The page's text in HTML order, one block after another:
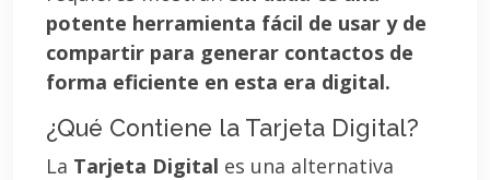
potente herramienta fácil de usar y de
compartir para generar contactos de
forma eficiente en esta era digital.
¿Qué Contiene la Tarjeta Digital?
La Tarjeta Digital es una alternativa